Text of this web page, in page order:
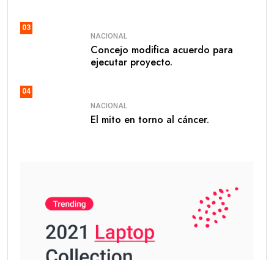
03
NACIONAL
Concejo modifica acuerdo para
ejecutar proyecto.
04
NACIONAL
El mito en torno al cáncer.